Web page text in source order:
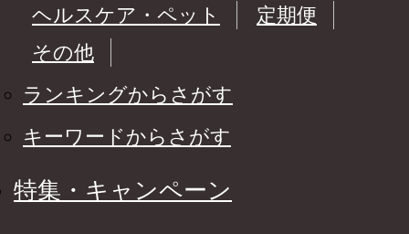
ヘルスケア・ペット
定期便
その他
ランキングからさがす
キーワードからさがす
特集・キャンペーン